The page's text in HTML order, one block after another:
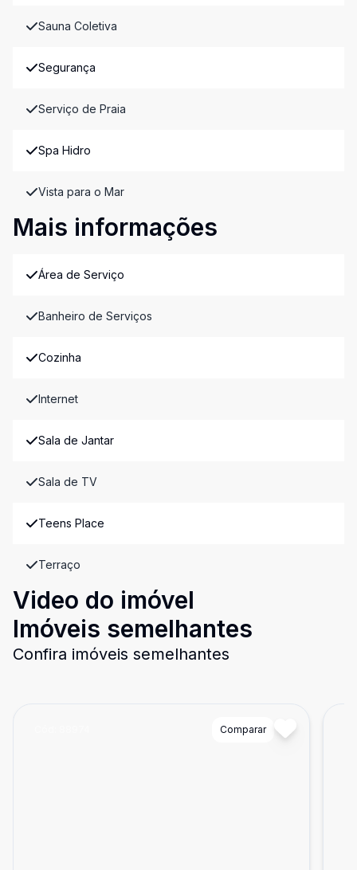
Sauna Coletiva
Segurança
Serviço de Praia
Spa Hidro
Vista para o Mar
Mais informações
Área de Serviço
Banheiro de Serviços
Cozinha
Internet
Sala de Jantar
Sala de TV
Teens Place
Terraço
Video do imóvel
Imóveis semelhantes
Confira imóveis semelhantes
Comparar